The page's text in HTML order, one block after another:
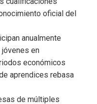
oficial del
anualmente
en
económicos
aprendices rebasa
de múltiples